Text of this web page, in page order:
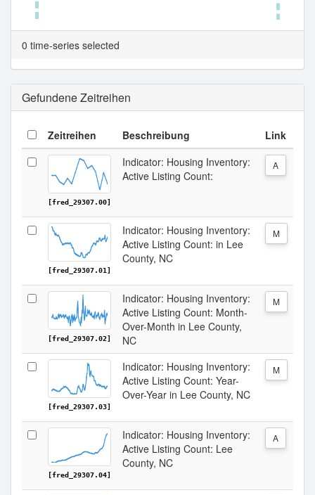
Tabellenansicht.
0 time-series selected
Gefundene Zeitreihen
Zeitreihen Beschreibung Link
[fred_29307.00]
Indicator: Housing Inventory:
Active Listing Count:
A
[fred_29307.01]
Indicator: Housing Inventory:
Active Listing Count: in Lee
County, NC
M
[fred_29307.02]
Indicator: Housing Inventory:
Active Listing Count: Month-
Over-Month in Lee County,
NC
M
[fred_29307.03]
Indicator: Housing Inventory:
Active Listing Count: Year-
Over-Year in Lee County, NC
M
[fred_29307.04]
Indicator: Housing Inventory:
Active Listing Count: Lee
County, NC
A